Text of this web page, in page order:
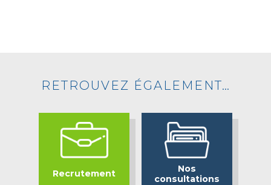
RETROUVEZ ÉGALEMENT…
Recrutement
Nos
consultations